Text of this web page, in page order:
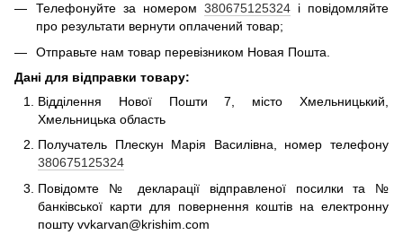
Телефонуйте за номером 380675125324 і повідомляйте
про результати вернути оплачений товар;
Отправьте нам товар перевізником Новая Пошта.
Дані для відправки товару:
Відділення Нової Пошти 7, місто Хмельницький,
Хмельницька область
Получатель Плескун Марія Василівна, номер телефону
380675125324
Повідомте № декларації відправленої посилки та №
банківської карти для повернення коштів на електронну
пошту vvkarvan@krishim.com